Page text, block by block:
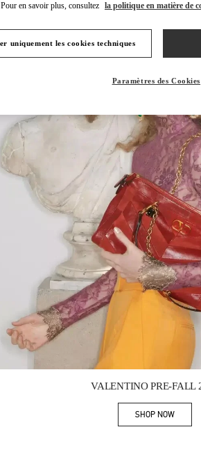
VALENTINO PRE-FALL
SHOP NOWLink Opens in
en savoir plus, consultez la politique en matière de
uniquement les cookies techniques
Paramètres des Cookies